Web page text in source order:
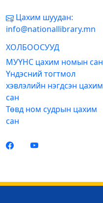
Цахим шуудан:
info@nationallibrary.mn
ХОЛБООСУУД
МУҮНС цахим номын сан
Үндэсний тогтмол
хэвлэлийн нэгдсэн цахим
сан
Төвд ном судрын цахим
сан